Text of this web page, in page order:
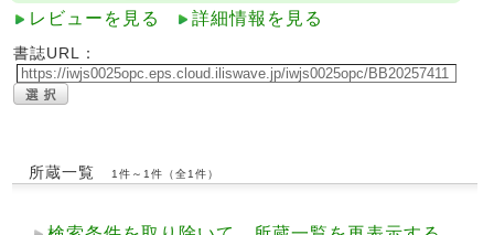
レビューを見る 詳細情報を見る
書誌URL：
所蔵一覧 1件～1件（全1件）